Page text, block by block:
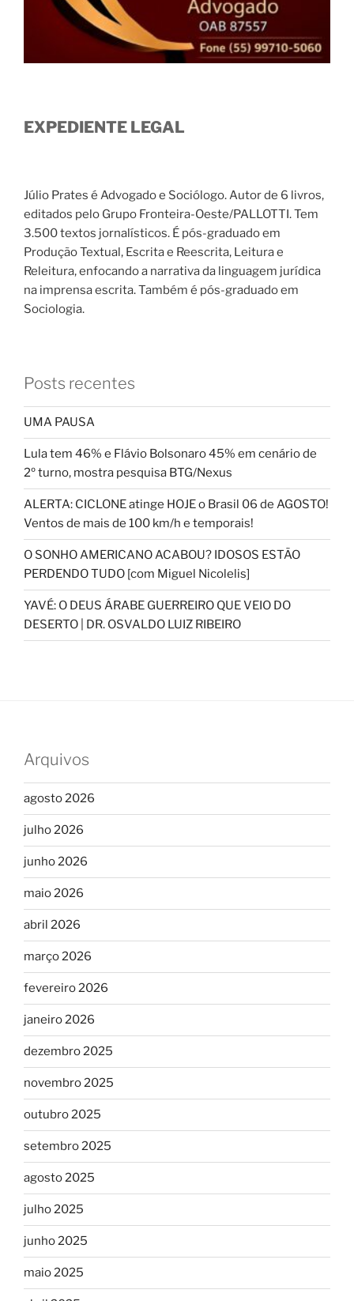
EXPEDIENTE LEGAL
Júlio Prates é Advogado e Sociólogo. Autor de 6 livros,
editados pelo Grupo Fronteira-Oeste/PALLOTTI. Tem
3.500 textos jornalísticos. É pós-graduado em
Produção Textual, Escrita e Reescrita, Leitura e
Releitura, enfocando a narrativa da linguagem jurídica
na imprensa escrita. Também é pós-graduado em
Sociologia.
Posts recentes
UMA PAUSA
Lula tem 46% e Flávio Bolsonaro 45% em cenário de
2º turno, mostra pesquisa BTG/Nexus
ALERTA: CICLONE atinge HOJE o Brasil 06 de AGOSTO!
Ventos de mais de 100 km/h e temporais!
O SONHO AMERICANO ACABOU? IDOSOS ESTÃO
PERDENDO TUDO [com Miguel Nicolelis]
YAVÉ: O DEUS ÁRABE GUERREIRO QUE VEIO DO
DESERTO | DR. OSVALDO LUIZ RIBEIRO
Arquivos
agosto 2026
julho 2026
junho 2026
maio 2026
abril 2026
março 2026
fevereiro 2026
janeiro 2026
dezembro 2025
novembro 2025
outubro 2025
setembro 2025
agosto 2025
julho 2025
junho 2025
maio 2025